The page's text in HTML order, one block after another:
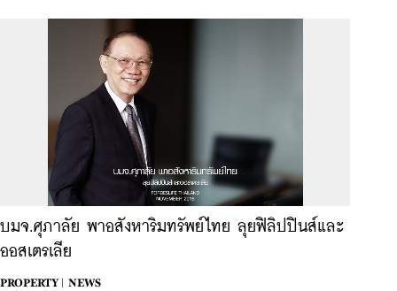
บมจ.ศุภาลัย พาอสังหาริมทรัพย์ไทย ลุยฟิลิปปินส์และ
ออสเตรเลีย
PROPERTY |
NEWS